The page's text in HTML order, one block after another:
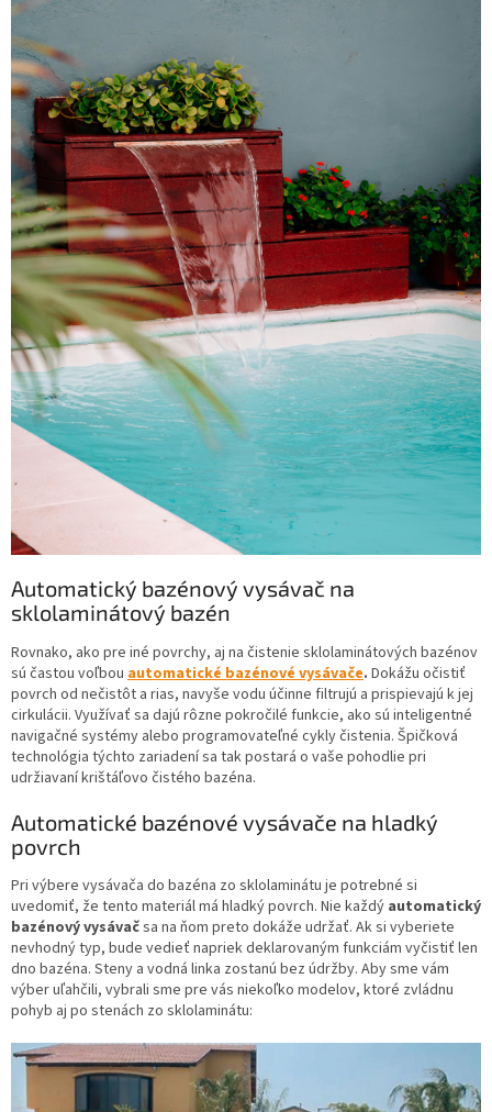
Automatický bazénový vysávač na
sklolaminátový bazén
Rovnako, ako pre iné povrchy, aj na čistenie sklolaminátových bazénov
sú častou voľbou automatické bazénové vysávače. Dokážu očistiť
povrch od nečistôt a rias, navyše vodu účinne filtrujú a prispievajú k jej
cirkulácii. Využívať sa dajú rôzne pokročilé funkcie, ako sú inteligentné
navigačné systémy alebo programovateľné cykly čistenia. Špičková
technológia týchto zariadení sa tak postará o vaše pohodlie pri
udržiavaní krištáľovo čistého bazéna.
Automatické bazénové vysávače na hladký
povrch
Pri výbere vysávača do bazéna zo sklolaminátu je potrebné si
uvedomiť, že tento materiál má hladký povrch. Nie každý automatický
bazénový vysávačsa na ňom preto dokáže udržať. Ak si vyberiete
nevhodný typ, bude vedieť napriek deklarovaným funkciám vyčistiť len
dno bazéna. Steny a vodná linka zostanú bez údržby. Aby sme vám
výber uľahčili, vybrali sme pre vás niekoľko modelov, ktoré zvládnu
pohyb aj po stenách zo sklolaminátu: